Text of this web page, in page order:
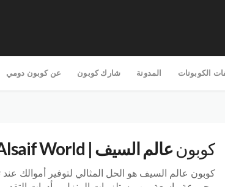
الكوبونات المدونة شارك كوبون عن كوبون دومي
كوبون عالم السيف | Alsaif World
كوبون عالم السيف هو الحل المثالي لتوفير أموالك